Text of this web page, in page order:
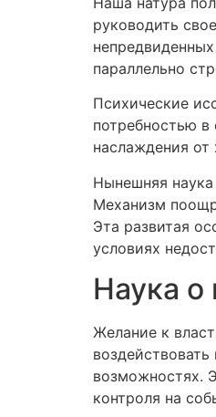
руководить
параллельно
Психические
потребностью
наслаждения
Нынешняя
Механизм
Эта развитая
условиях
Наука о
Желание к
возможностях.
контроля на